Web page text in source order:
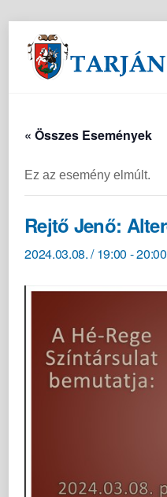
« Összes Események
Ez az esemény elmúlt.
Rejtő Jenő:
2024.03.08. / 19:00 -20:00